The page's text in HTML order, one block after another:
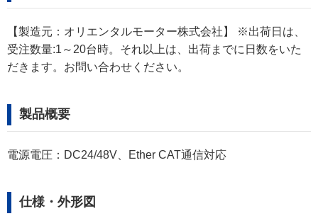
【製造元：オリエンタルモーター株式会社】 ※出荷日は、
受注数量:1～20台時。それ以上は、出荷までに日数をいた
だきます。お問い合わせください。
製品概要
電源電圧：DC24/48V、Ether CAT通信対応
仕様・外形図